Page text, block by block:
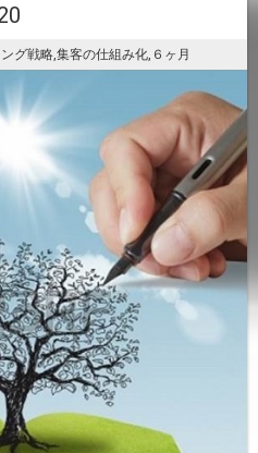
グ戦略,集客の仕組み化, ６ヶ月